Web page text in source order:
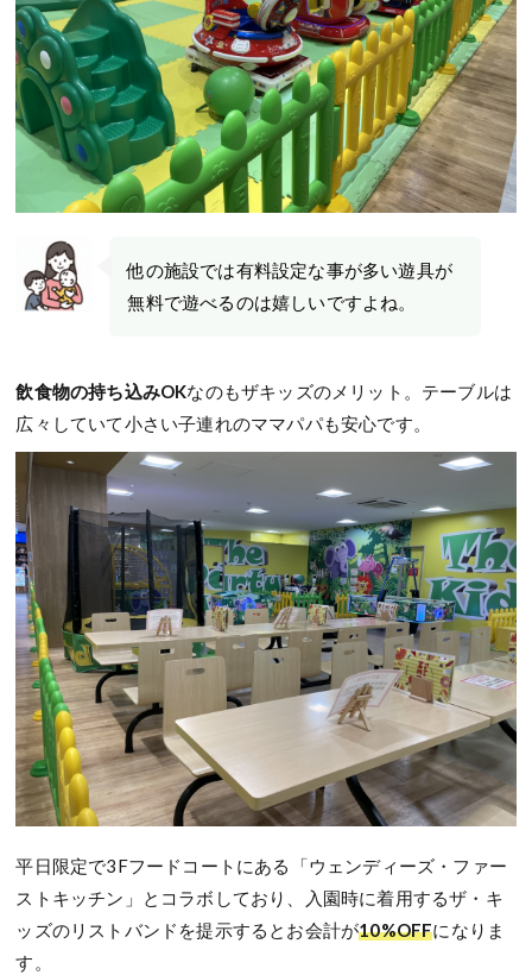
他の施設では有料設定な事が多い遊具が
無料で遊べるのは嬉しいですよね。
飲食物の持ち込みOKなのもザキッズのメリット。テーブルは
広々していて小さい子連れのママパパも安心です。
平日限定で3Fフードコートにある「ウェンディーズ・ファー
ストキッチン」とコラボしており、入園時に着用するザ・キ
ッズのリストバンドを提示するとお会計が10%OFFになりま
す。